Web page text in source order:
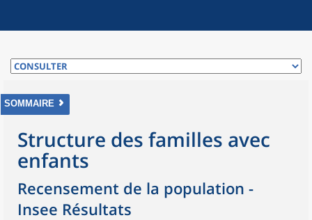
SOMMAIRE
Structure des familles avec
enfants
Recensement de la population -
Insee Résultats